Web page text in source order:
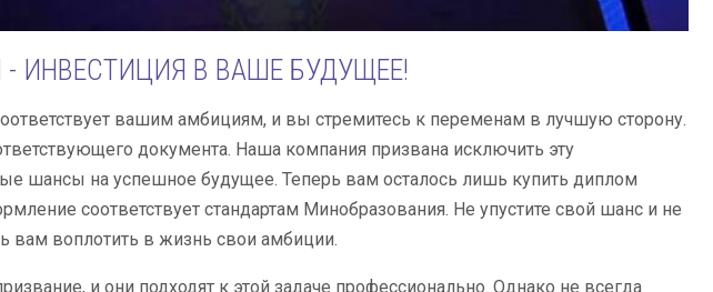
ИНВЕСТИЦИЯ В ВАШЕ БУДУЩЕЕ!
соответствует вашим амбициям, и вы стремитесь к переменам в лучшую сторону.
документа. Наша компания призвана исключить эту
шансы на успешное будущее. Теперь вам осталось лишь купить диплом
соответствует стандартам Минобразования. Не упустите свой шанс и не
вам воплотить в жизнь свои амбиции.
и они подходят к этой задаче профессионально. Однако не всегда